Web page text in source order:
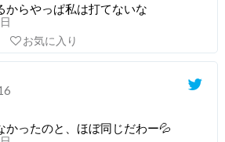
からやっぱ私は打てないな
お気に入り
かったのと、ほぼ同じだわー💦